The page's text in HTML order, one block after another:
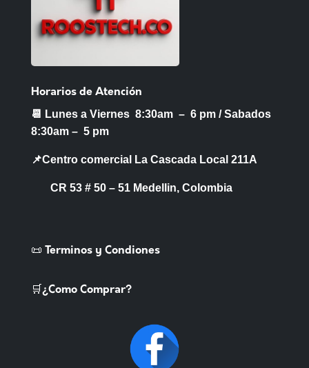
Horarios de Atención
📆 Lunes a Viernes 8:30am – 6 pm /Sabados
8:30am – 5 pm
📌Centro comercial La Cascada Local 211A
CR 53 # 50 – 51 Medellin, Colombia
📜 Terminos y Condiones
🛒¿Como Comprar?